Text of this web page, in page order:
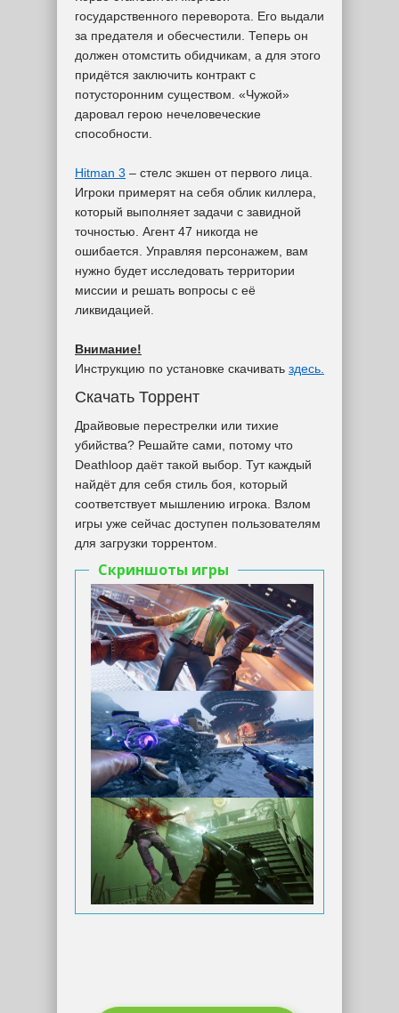
государственного переворота. Его выдали
за предателя и обесчестили. Теперь он
должен отомстить обидчикам, а для этого
придётся заключить контракт с
потусторонним существом. «Чужой»
даровал герою нечеловеческие
способности.
Hitman 3 – стелс экшен от первого лица.
Игроки примерят на себя облик киллера,
который выполняет задачи с завидной
точностью. Агент 47 никогда не
ошибается. Управляя персонажем, вам
нужно будет исследовать территории
миссии и решать вопросы с её
ликвидацией.
Внимание!
Инструкцию по установке скачивать здесь.
Скачать Торрент
Драйвовые перестрелки или тихие
убийства? Решайте сами, потому что
Deathloop даёт такой выбор. Тут каждый
найдёт для себя стиль боя, который
соответствует мышлению игрока. Взлом
игры уже сейчас доступен пользователям
для загрузки торрентом.
Скриншоты игры